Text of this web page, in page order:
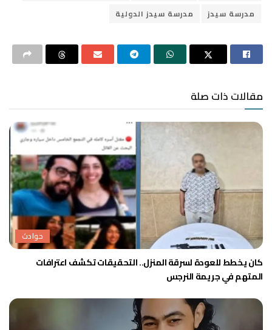
مدرسة سيدز
مدرسة سيدز الدولية
مقالات ذات صلة
حوادث
كان يخطط للعودة لسرقة المنزل.. التحقيقات تكشف اعترافات
المتهم في جريمة النرجس